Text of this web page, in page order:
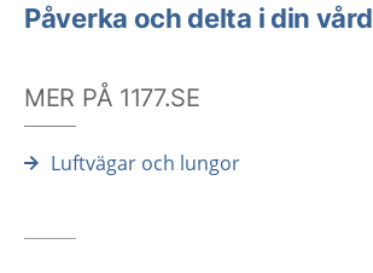
Påverka och delta i din vård
MER PÅ 1177.SE
Luftvägar och lungor